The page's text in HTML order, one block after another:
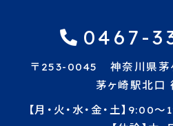
0467-
〒253-0045 神奈川県茅
茅ヶ崎駅北口
【月・火・水・金・土】